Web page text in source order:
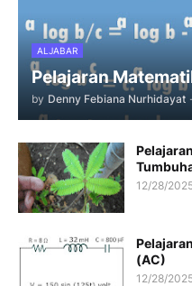
ALJABAR
Pelajaran
by Denny Febiana Nurhidayat
12/28/
(AC)
12/28/